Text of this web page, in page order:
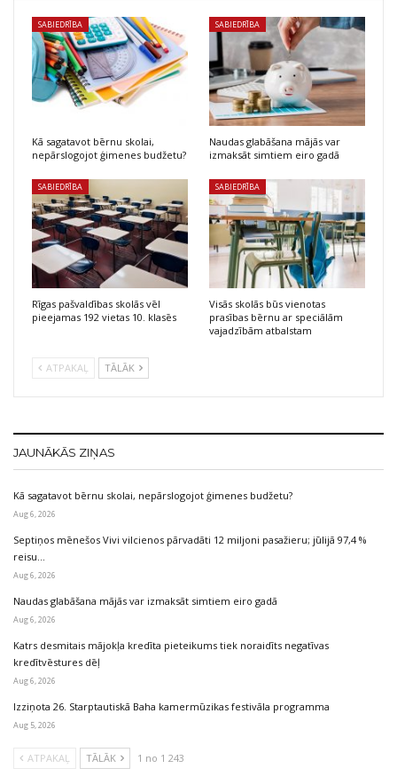
SABIEDRĪBA
Kā sagatavot bērnu skolai,
nepārslogojot ģimenes budžetu?
SABIEDRĪBA
Naudas glabāšana mājās var
izmaksāt simtiem eiro gadā
SABIEDRĪBA
Rīgas pašvaldības skolās vēl
pieejamas 192 vietas 10. klasēs
SABIEDRĪBA
Visās skolās būs vienotas
prasības bērnu ar speciālām
vajadzībām atbalstam
ATPAKAĻ TĀLĀK
JAUNĀKĀS ZIŅAS
Kā sagatavot bērnu skolai, nepārslogojot ģimenes budžetu?
Aug 6, 2026
Septiņos mēnešos Vivi vilcienos pārvadāti 12 miljoni pasažieru; jūlijā 97,4 %
reisu…
Aug 6, 2026
Naudas glabāšana mājās var izmaksāt simtiem eiro gadā
Aug 6, 2026
Katrs desmitais mājokļa kredīta pieteikums tiek noraidīts negatīvas
kredītvēstures dēļ
Aug 6, 2026
Izziņota 26. Starptautiskā Baha kamermūzikas festivāla programma
Aug 5, 2026
ATPAKAĻ TĀLĀK 1 no 1 243